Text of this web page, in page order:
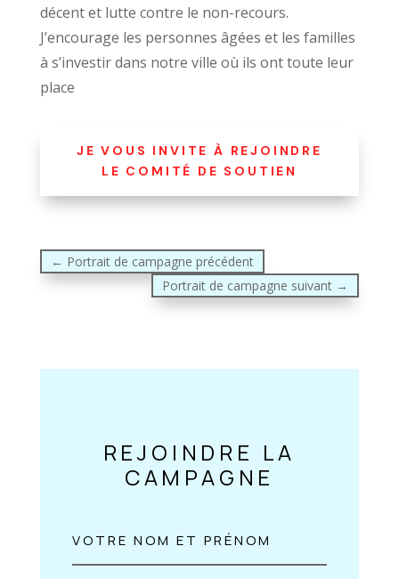
décent et lutte contre le non-recours.
J’encourage les personnes âgées et les familles
à s’investir dans notre ville où ils ont toute leur
place
JE VOUS INVITE À REJOINDRE
LE COMITÉ DE SOUTIEN
← Portrait de campagne précédent
Portrait de campagne suivant →
REJOINDRE LA
CAMPAGNE